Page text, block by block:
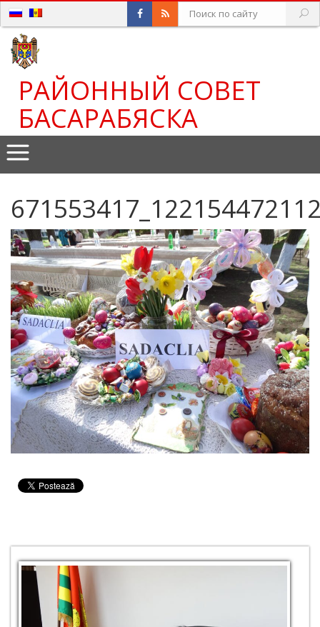
РАЙОННЫЙ СОВЕТ
БАСАРАБЯСКА